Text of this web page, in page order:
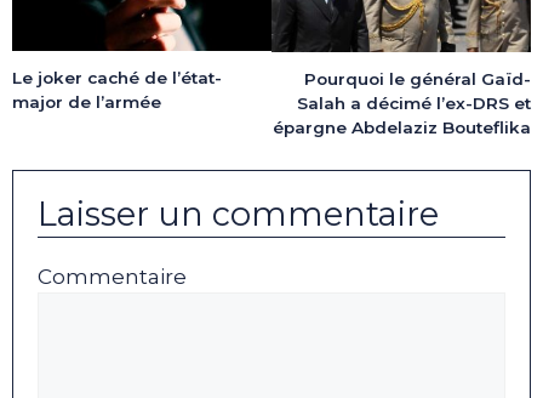
Le joker caché de l’état-
major de l’armée
Pourquoi le général Gaïd-
Salah a décimé l’ex-DRS et
épargne Abdelaziz Bouteflika
Laisser un commentaire
Commentaire